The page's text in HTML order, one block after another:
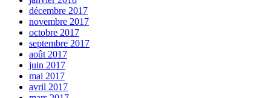
décembre 2017
novembre 2017
octobre 2017
septembre 2017
août 2017
juin 2017
mai 2017
avril 2017